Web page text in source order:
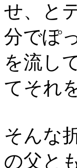
せ、と
分でぽ
を流し
てそれ
そんな
の父と